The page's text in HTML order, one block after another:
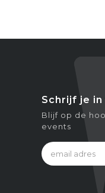
Schrijf je
Blijf op de
events